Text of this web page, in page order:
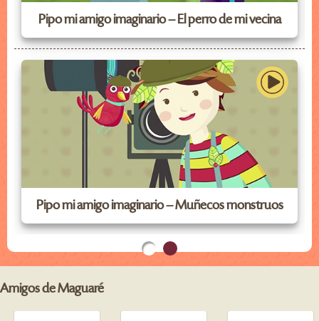
Pipo mi amigo imaginario – El perro de mi vecina
Pipo mi amigo imaginario – Muñecos monstruos
Amigos de Maguaré